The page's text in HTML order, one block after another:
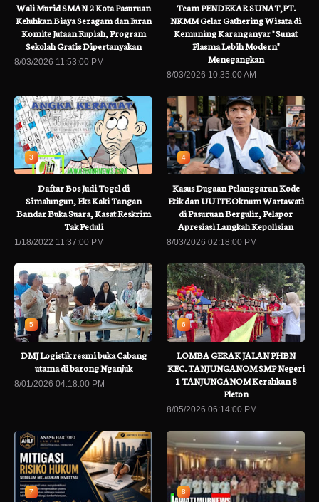
Wali Murid SMAN 2 Kota Pasuruan
Keluhkan Biaya Seragam dan Iuran
Komite Jutaan Rupiah, Program
Sekolah Gratis Dipertanyakan
8/03/2026 11:53:00 PM
Team PENDEKAR SUNAT,PT.
NKMM Gelar Gathering Wisata di
Kemuning Karanganyar " Sunat
Plasma Lebih Modern"
Menegangkan
8/03/2026 10:35:00 AM
3
Daftar Bos Judi Togel di
Simalungun, Eks Kaki Tangan
Bandar Buka Suara, Kasat Reskrim
Tak Peduli
1/18/2022 11:37:00 PM
4
Kasus Dugaan Pelanggaran Kode
Etik dan UU ITE Oknum Wartawati
di Pasuruan Bergulir, Pelapor
Apresiasi Langkah Kepolisian
8/03/2026 02:18:00 PM
5
DMJ Logistik resmi buka Cabang
utama di barong Nganjuk
8/01/2026 04:18:00 PM
6
LOMBA GERAK JALAN PHBN
KEC. TANJUNGANOM SMP Negeri
1 TANJUNGANOM Kerahkan 8
Pleton
8/05/2026 06:14:00 PM
7 8